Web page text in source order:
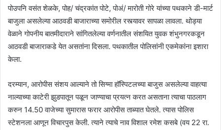
पोउपनि वसंत शेळके, पोह/ चंद्रकांत पोटे, पोअं/ मारोती गोरे यांच्या पथकाने डी-मार्ट
बाजुला असलेल्या आठवडी बाजाराच्या समोरील रस्त्यावर सापळा लावला. थोड्या
वेळाने गोपनीय बातमीदाराने सांगितलेल्या वर्णनातील संशयित युवक शंभुनगरकडून
आठवडी बाजाराकडे येत असतांना दिसला. पथकातील पोलिसांनी एकमेकांना इशारा
केला.
दरम्यान, आरोपीस संशय आल्याने तो सिग्मा हॉस्पिटलच्या बाजुस असलेल्या वाहत्या
नाल्याच्या काटेरी झुडपातून पळून जाण्याचा प्रयत्न करत असताना त्याचा पाठलाग
करुन 14.50 वाजेच्या सुमारास फरार आरोपीस ताब्यात घेतले. त्यास पोलिस
स्टेशनला आणून विचारपुस केली. त्याने त्याचे नाव विशाल रमेश कसबे (वय 22 रा.